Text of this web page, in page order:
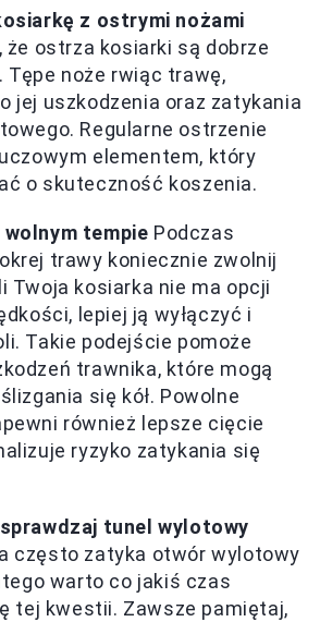
z ostrymi nożami
że ostrza kosiarki są dobrze
Tępe noże rwiąc trawę,
jej uszkodzenia oraz zatykania
Regularne ostrzenie
elementem, który
o skuteczność koszenia.
wolnym tempie Podczas
trawy koniecznie zwolnij
Twoja kosiarka nie ma opcji
lepiej ją wyłączyć i
Takie podejście pomoże
trawnika, które mogą
się kół. Powolne
również lepsze cięcie
ryzyko zatykania się
tunel wylotowy
często zatyka otwór wylotowy
warto co jakiś czas
tej kwestii. Zawsze pamiętaj,